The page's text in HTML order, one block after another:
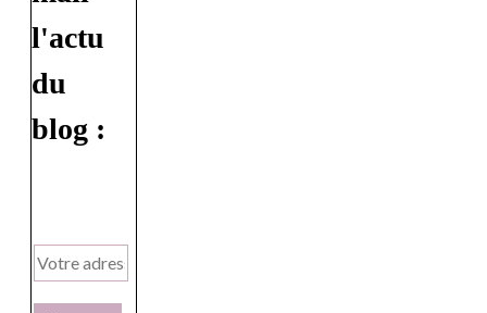
l'actu
du
blog :